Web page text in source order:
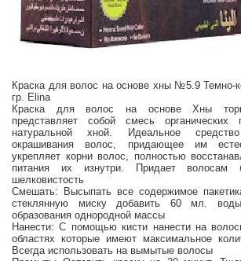
Краска для волос на основе хны №5.9 Темно-
гр. Elina
Краска для волос на основе Хны
представляет собой смесь органических
натуральной хной. Идеальное
окрашивания волос, придающее им
укрепляет корни волос, полностью
питания их изнутри. Придает волосам
шелковистость
Смешать: Высыпать все содержимое
стеклянную миску добавить 60 мл.
образования однородной массы
Нанести: С помощью кисти нанести на
областях которые имеют максимальное
Всегда использовать на вымытые волосы